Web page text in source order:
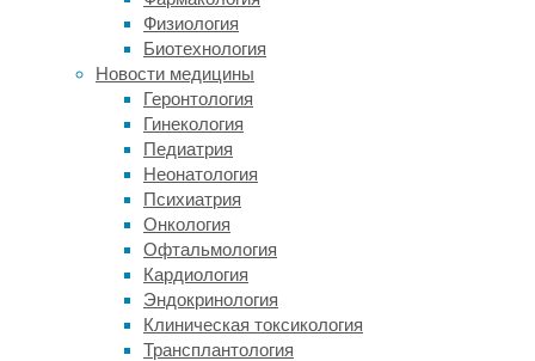
Физиология
Биотехнология
Новости медицины
Геронтология
Гинекология
Педиатрия
Неонатология
Психиатрия
Онкология
Офтальмология
Кардиология
Эндокринология
Клиническая токсикология
Трансплантология
например,
США,
за
последние
годы
сильно
выросло
(с
1996
по
2007
год
—